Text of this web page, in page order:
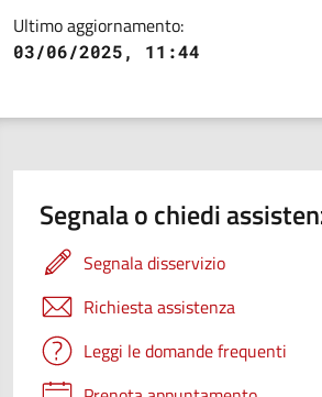
Ultimo aggiornamento:
03/06/2025, 11:44
Segnala o chiedi
Segnala disservizio
Richiesta assistenza
Leggi le domande frequenti